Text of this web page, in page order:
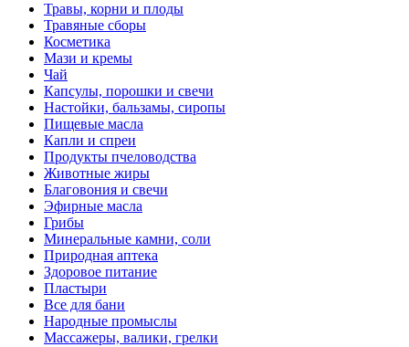
Травы, корни и плоды
Травяные сборы
Косметика
Мази и кремы
Чай
Капсулы, порошки и свечи
Настойки, бальзамы, сиропы
Пищевые масла
Капли и спреи
Продукты пчеловодства
Животные жиры
Благовония и свечи
Эфирные масла
Грибы
Минеральные камни, соли
Природная аптека
Здоровое питание
Пластыри
Все для бани
Народные промыслы
Массажеры, валики, грелки​